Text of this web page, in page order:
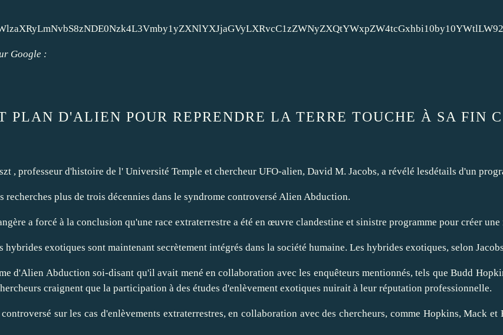
Google :
PLAN D'ALIEN POUR REPRENDRE LA TERRE TOUCHE À SA
, professeur d'histoire de l' Université Temple et chercheur UFO-alien, David M. Jacobs, a révélé lesdétails d'un
recherches plus de trois décennies dans le syndrome controversé Alien Abduction.
a forcé à la conclusion qu'une race extraterrestre a été en œuvre clandestine et sinistre programme pour créer
exotiques sont maintenant secrètement intégrés dans la société humaine. Les hybrides exotiques, selon
d'Alien Abduction soi-disant qu'il avait mené en collaboration avec les enquêteurs mentionnés, tels que Budd
craignent que la participation à des études d'enlèvement exotiques nuirait à leur réputation professionnelle.
sur les cas d'enlèvements extraterrestres, en collaboration avec des chercheurs, comme Hopkins,